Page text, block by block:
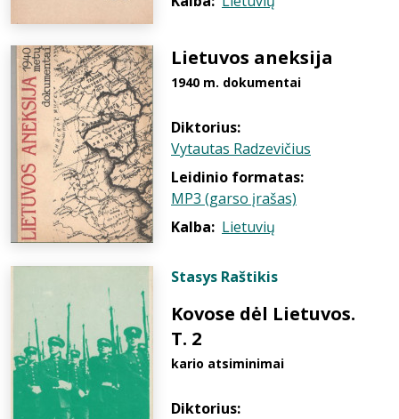
Lietuvos aneksija
1940 m. dokumentai
Diktorius:
Vytautas Radzevičius
Leidinio formatas:
MP3 (garso įrašas)
Kalba: Lietuvių
Stasys Raštikis
Kovose dėl Lietuvos.
T. 2
kario atsiminimai
Diktorius: